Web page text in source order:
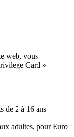
web, vous
Card »
de 2 à 16 ans
adultes, pour Euro